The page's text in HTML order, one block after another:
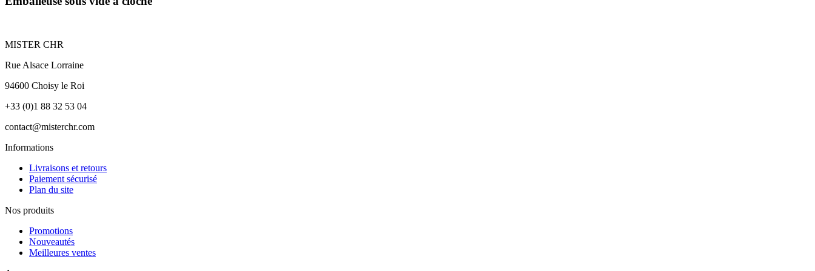
MISTER CHR
Rue Alsace Lorraine
94600 Choisy le Roi
+33 (0)1 88 32 53 04
contact@misterchr.com
Informations
Livraisons et retours
Paiement sécurisé
Plan du site
Nos produits
Promotions
Nouveautés
Meilleures ventes